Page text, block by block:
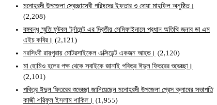
মনোহরদী উপজেলা স্বেচ্ছাসেবী পরিষদের ইফতার ও দোয়া মাহফিল অনুষ্ঠিত।
(2,208)
বঙ্গবন্ধু স্মৃতি ফুটবল টুর্নামেন্ট এর দ্বিতীয় সেমিফাইনালে প্রধান অতিথি জনাব ডা এম
এইচ কবির। (2,121)
নরসিংদী রায়পুরায় মোটরসাইকেল এক্সিডেন্ট একজন আহত। (2,120)
মা হোমিও হলের পক্ষ থেকে সবাইকে জানাই পবিত্র ঈদুল ফিতরের শুভেচ্ছা।
(2,101)
পবিত্র ঈদুল ফিতরের শুভেচ্ছা জানিয়েছেন মনোহরদী উপজেলা প্রেস ক্লাবের সভাপতি
কাজী শরিফুল ইসলাম শাকিল। (1,955)